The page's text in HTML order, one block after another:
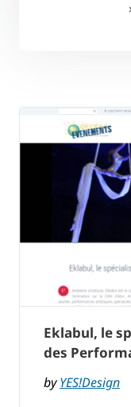
Eklabul, le
des
byYES!Design